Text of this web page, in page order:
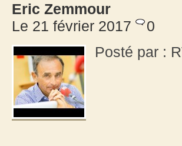
Eric Zemmour
Le 21 février 2017
0
Posté par :